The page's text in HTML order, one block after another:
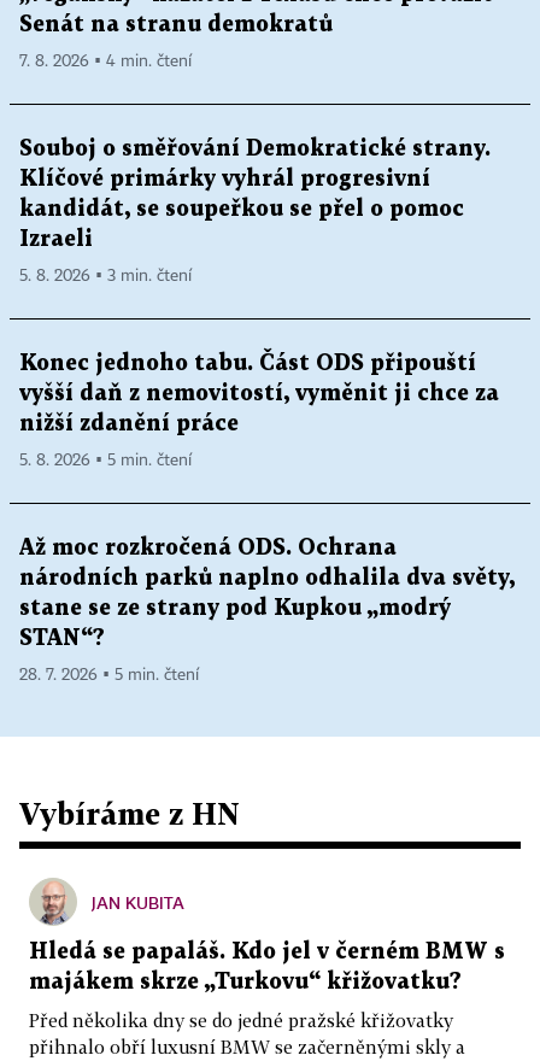
Senát na stranu demokratů
7. 8. 2026 ▪ 4 min. čtení
Souboj o směřování Demokratické strany.
Klíčové primárky vyhrál progresivní
kandidát, se soupeřkou se přel o pomoc
Izraeli
5. 8. 2026 ▪ 3 min. čtení
Konec jednoho tabu. Část ODS připouští
vyšší daň z nemovitostí, vyměnit ji chce za
nižší zdanění práce
5. 8. 2026 ▪ 5 min. čtení
Až moc rozkročená ODS. Ochrana
národních parků naplno odhalila dva světy,
stane se ze strany pod Kupkou „modrý
STAN“?
28. 7. 2026 ▪ 5 min. čtení
Vybíráme z HN
JAN KUBITA
Hledá se papaláš. Kdo jel v černém BMW s
majákem skrze „Turkovu“ křižovatku?
Před několika dny se do jedné pražské křižovatky
přihnalo obří luxusní BMW se začerněnými skly a